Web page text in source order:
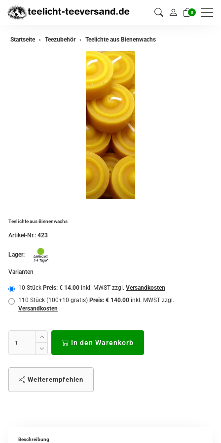
0
Startseite Teezubehör Teelichte aus Bienenwachs
Teelichte aus Bienenwachs
Artikel-Nr.: 423
Lager:
Varianten
10 Stück Preis: € 14.00 inkl. MWST zzgl. Versandkosten
110 Stück (100+10 gratis) Preis: € 140.00 inkl. MWST zzgl.
Versandkosten
In den Warenkorb
Weiterempfehlen
Beschreibung